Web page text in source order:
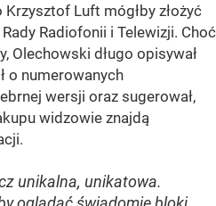
Luft mógłby złożyć
Radiofonii i Telewizji. Choć
Olechowski długo opisywał
o numerowanych
wersji oraz sugerował,
widzowie znajdą
unikalna, unikatowa.